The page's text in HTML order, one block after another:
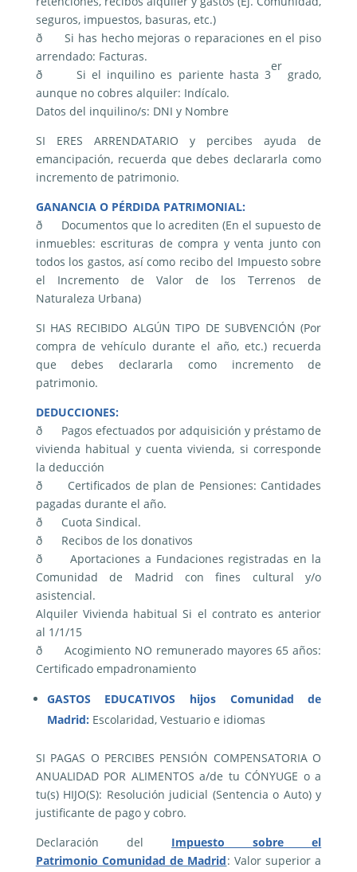
seguros, impuestos, basuras, etc.)
ð Si has hecho mejoras o reparaciones en el piso
arrendado: Facturas.
ð Si el inquilino es pariente hasta 3
er
grado,
aunque no cobres alquiler: Indícalo.
Datos del inquilino/s: DNI y Nombre
SI ERES ARRENDATARIO y percibes ayuda de
emancipación, recuerda que debes declararla como
incremento de patrimonio.
GANANCIA O PÉRDIDA PATRIMONIAL:
ð Documentos que lo acrediten (En el supuesto de
inmuebles: escrituras de compra y venta junto con
todos los gastos, así como recibo del Impuesto sobre
el Incremento de Valor de los Terrenos de
Naturaleza Urbana)
SI HAS RECIBIDO ALGÚN TIPO DE SUBVENCIÓN (Por
compra de vehículo durante el año, etc.) recuerda
que debes declararla como incremento de
patrimonio.
DEDUCCIONES:
ð Pagos efectuados por adquisición y préstamo de
vivienda habitual y cuenta vivienda, si corresponde
la deducción
ð Certificados de plan de Pensiones: Cantidades
pagadas durante el año.
ð Cuota Sindical.
ð Recibos de los donativos
ð Aportaciones a Fundaciones registradas en la
Comunidad de Madrid con fines cultural y/o
asistencial.
Alquiler Vivienda habitual Si el contrato es anterior
al 1/1/15
ð Acogimiento NO remunerado mayores 65 años:
Certificado empadronamiento
GASTOS EDUCATIVOS hijos Comunidad de
Madrid: Escolaridad, Vestuario e idiomas
SI PAGAS O PERCIBES PENSIÓN COMPENSATORIA O
ANUALIDAD POR ALIMEN­TOS a/de tu CÓNYUGE o a
tu(s) HIJO(S): Resolución judicial (Sentencia o Auto) y
justificante de pago y cobro.
Declaración del Impuesto sobre el
Patrimonio Comunidad de Madrid: Valor superior a